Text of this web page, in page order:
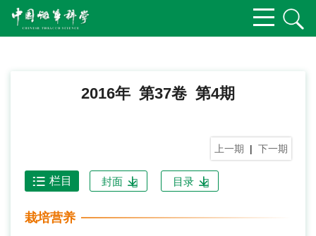
2016年 第37卷 第4期
上一期 | 下一期
栏目 封面 目录
栽培营养